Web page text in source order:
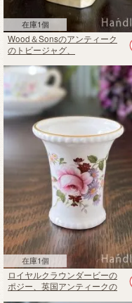
在庫1個
Wood＆Sonsのアンティーク
のトビージャグ、
在庫1個
ロイヤルクラウンダービーの
ポジー、英国アンティークの